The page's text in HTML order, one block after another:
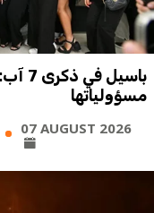
مسؤولياتها
07 AUGUST 2026